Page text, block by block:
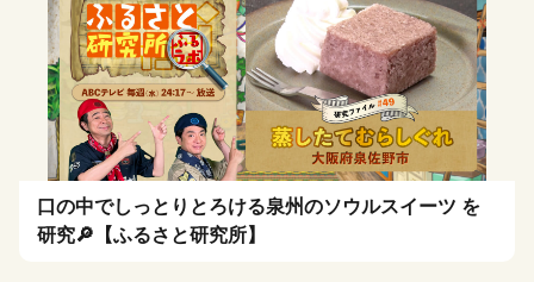
口の中でしっとりとろける泉州のソウルスイーツ を
研究🔎【ふるさと研究所】